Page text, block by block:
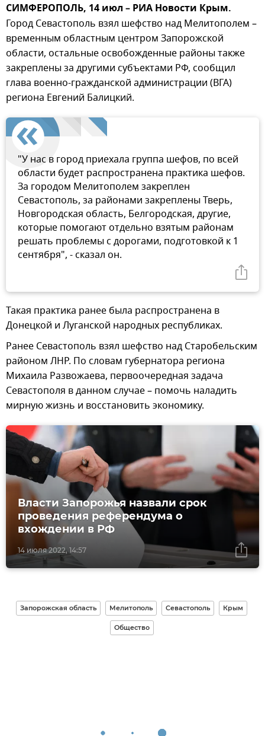
СИМФЕРОПОЛЬ, 14 июл – РИА Новости Крым.
Город Севастополь взял шефство над Мелитополем –
временным областным центром Запорожской
области, остальные освобожденные районы также
закреплены за другими субъектами РФ, сообщил
глава военно-гражданской администрации (ВГА)
региона Евгений Балицкий.
"У нас в город приехала группа шефов, по всей
области будет распространена практика шефов.
За городом Мелитополем закреплен
Севастополь, за районами закреплены Тверь,
Новгородская область, Белгородская, другие,
которые помогают отдельно взятым районам
решать проблемы с дорогами, подготовкой к 1
сентября", - сказал он.
Такая практика ранее была распространена в
Донецкой и Луганской народных республиках.
Ранее Севастополь взял шефство над Старобельским
районом ЛНР. По словам губернатора региона
Михаила Развожаева, первоочередная задача
Севастополя в данном случае – помочь наладить
мирную жизнь и восстановить экономику.
14 июля 2022, 14:57
Власти Запорожья назвали срок
проведения референдума о
вхождении в РФ
Запорожская область Мелитополь Севастополь Крым
Общество